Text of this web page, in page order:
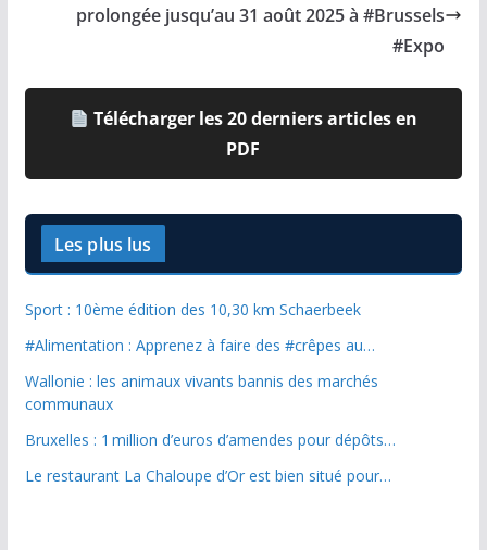
prolongée jusqu’au 31 août 2025 à #Brussels
#Expo
Télécharger les 20 derniers articles en
PDF
Les plus lus
Sport : 10ème édition des 10,30 km Schaerbeek
#Alimentation : Apprenez à faire des #crêpes au…
Wallonie : les animaux vivants bannis des marchés
communaux
Bruxelles : 1 million d’euros d’amendes pour dépôts…
Le restaurant La Chaloupe d’Or est bien situé pour…